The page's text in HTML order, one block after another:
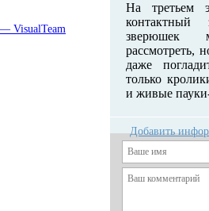
На третьем
зверюшек
рассмотреть,
даже
только
и живые
Добавить
VisualTeam